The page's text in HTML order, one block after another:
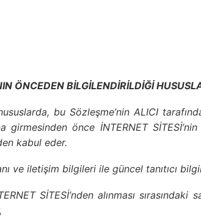
ÖNCEDEN BİLGİLENDİRİLDİĞİ
bu Sözleşme’nin ALICI
girmesinden önce İNTERNET
kabul eder.
ve iletişim bilgileri ile güncel tanıtıcı
SİTESİ’nden alınması